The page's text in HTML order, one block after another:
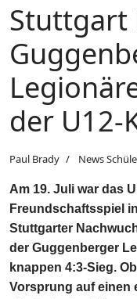
Stuttgart
der U12-
Paul Brady News
Am 19. Juli war das
Freundschaftsspiel
Stuttgarter
der Guggenberger
knappen 4:3-Sieg.
Vorsprung auf einen